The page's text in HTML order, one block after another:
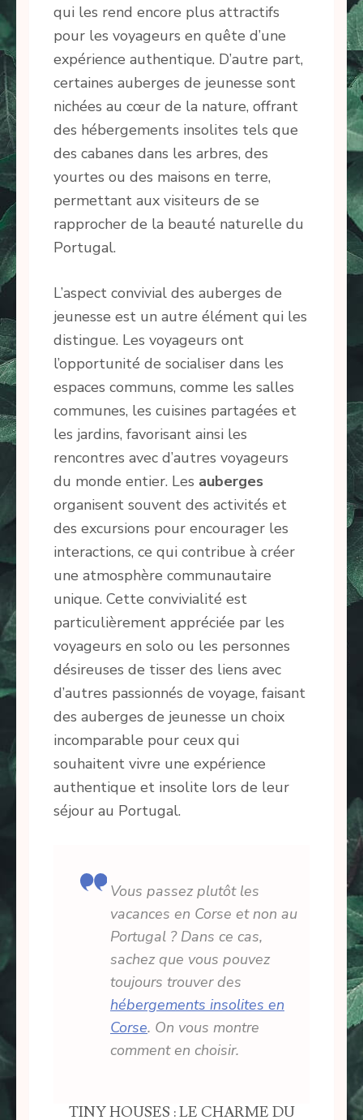
qui les rend encore plus attractifs
pour les voyageurs en quête d’une
expérience authentique. D’autre part,
certaines auberges de jeunesse sont
nichées au cœur de la nature, offrant
des hébergements insolites tels que
des cabanes dans les arbres, des
yourtes ou des maisons en terre,
permettant aux visiteurs de se
rapprocher de la beauté naturelle du
Portugal.
L’aspect convivial des auberges de
jeunesse est un autre élément qui les
distingue. Les voyageurs ont
l’opportunité de socialiser dans les
espaces communs, comme les salles
communes, les cuisines partagées et
les jardins, favorisant ainsi les
rencontres avec d’autres voyageurs
du monde entier. Les auberges
organisent souvent des activités et
des excursions pour encourager les
interactions, ce qui contribue à créer
une atmosphère communautaire
unique. Cette convivialité est
particulièrement appréciée par les
voyageurs en solo ou les personnes
désireuses de tisser des liens avec
d’autres passionnés de voyage, faisant
des auberges de jeunesse un choix
incomparable pour ceux qui
souhaitent vivre une expérience
authentique et insolite lors de leur
séjour au Portugal.
Vous passez plutôt les
vacances en Corse et non au
Portugal ? Dans ce cas,
sachez que vous pouvez
toujours trouver des
hébergements insolites en
Corse. On vous montre
comment en choisir.
TINY HOUSES : LE CHARME DU